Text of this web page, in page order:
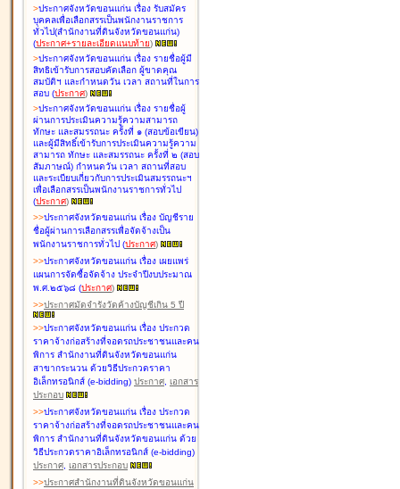
>ประกาศจังหวัดขอนแก่น เรื่อง รับสมัคร
บุคคลเพื่อเลือกสรรเป็นพนักงานราชการ
ทั่วไป(สำนักงานที่ดินจังหวัดขอนแก่น)
(ประกาศ+รายละเอียดแนบท้าย)
>ประกาศจังหวัดขอนแก่น เรื่อง รายชื่อผู้มี
สิทธิเข้ารับการสอบคัดเลือก ผู้ขาดคุณ
สมบัติฯ และกำหนดวัน เวลา สถานที่ในการ
สอบ (ประกาศ)
>ประกาศจังหวัดขอนแก่น เรื่อง รายชื่อผู้
ผ่านการประเมินความรู้ความสามารถ
ทักษะ และสมรรถนะ ครั้งที่ ๑ (สอบข้อเขียน)
และผู้มีสิทธิ์เข้ารับการประเมินความรู้ความ
สามารถ ทักษะ และสมรรถนะ ครั้งที่ ๒ (สอบ
สัมภาษณ์) กำหนดวัน เวลา สถานที่สอบ
และระเบียบเกี่ยวกับการประเมินสมรรถนะฯ
เพื่อเลือกสรรเป็นพนักงานราชการทั่วไป
(ประกาศ)
>>ประกาศจังหวัดขอนแก่น เรื่อง บัญชีราย
ชื่อผู้ผ่านการเลือกสรรเพื่อจัดจ้างเป็น
พนักงานราชการทั่วไป (ประกาศ)
>>ประกาศจังหวัดขอนแก่น เรื่อง เผยแพร่
แผนการจัดซื้อจัดจ้าง ประจำปีงบประมาณ
พ.ศ.๒๕๖๘ (ประกาศ)
>>ประกาศมัดจำรังวัดค้างบัญชีเกิน 5 ปี
>>ประกาศจังหวัดขอนแก่น เรื่อง ประกวด
ราคาจ้างก่อสร้างที่จอดรถประชาชนและคน
พิการ สำนักงานที่ดินจังหวัดขอนแก่น
สาขากระนวน ด้วยวิธีประกวดราคา
อิเล็กทรอนิกส์ (e-bidding) ประกาศ, เอกสาร
ประกอบ
>>ประกาศจังหวัดขอนแก่น เรื่อง ประกวด
ราคาจ้างก่อสร้างที่จอดรถประชาชนและคน
พิการ สำนักงานที่ดินจังหวัดขอนแก่น ด้วย
วิธีประกวดราคาอิเล็กทรอนิกส์ (e-bidding)
ประกาศ, เอกสารประกอบ
>>ประกาศสำนักงานที่ดินจังหวัดขอนแก่น